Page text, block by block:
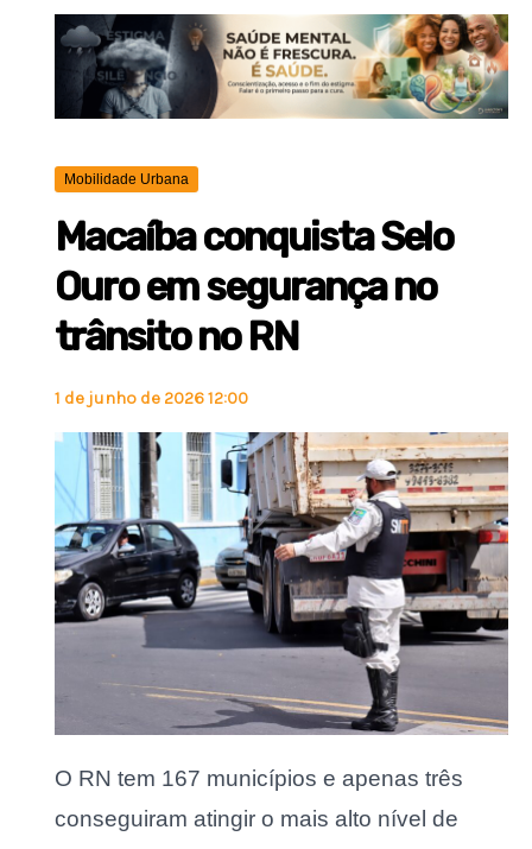
Mobilidade Urbana
Macaíba conquista Selo
Ouro em segurança no
trânsito no RN
1 de junho de 2026 12:00
O RN tem 167 municípios e apenas três
conseguiram atingir o mais alto nível de